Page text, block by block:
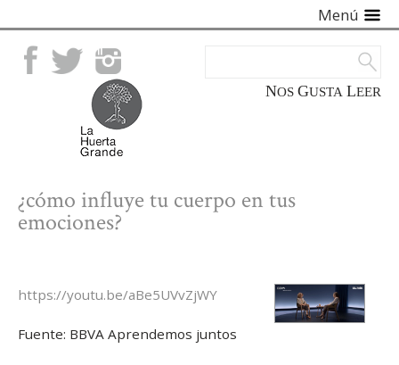
Facebook TwitterInstagram
NOS GUSTA LEER
Menú
¿cómo influye tu cuerpo en tus
emociones?
https://youtu.be/aBe5UVvZjWY
Fuente: BBVA Aprendemos juntos